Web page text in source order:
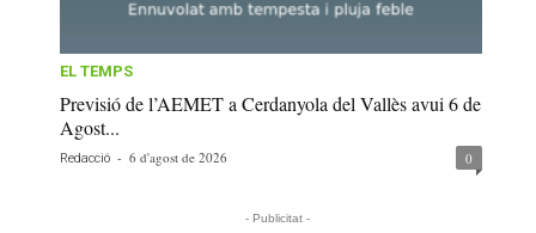
EL TEMPS
Previsió de l’AEMET a Cerdanyola del Vallès avui 6 de
Agost...
Redacció - 6 d'agost de 2026 0
- Publicitat -